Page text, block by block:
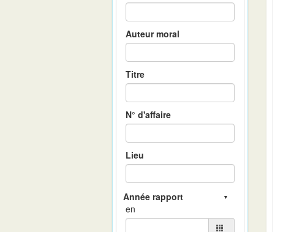
Auteur moral
Titre
N° d'affaire
Lieu
en